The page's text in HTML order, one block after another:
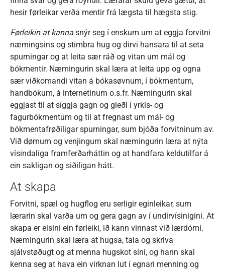
hesir førleikar verða mentir frá lægsta til hægsta stig.
Førleikin at kanna snýr seg í enskum um at eggja forvitni
næmingsins og stimbra hug og dirvi hansara til at seta
spurningar og at leita sær ráð og vitan um mál og
bókmentir. Næmingurin skal læra at leita upp og ogna
sær viðkomandi vitan á bókasøvnum, í bókmentum,
handbókum, á internetinum o.s.fr. Næmingurin skal
eggjast til at síggja gagn og gleði í yrkis- og
fagurbókmentum og til at fregnast um mál- og
bókmentafrøðiligar spurningar, sum bjóða forvitninum av.
Við dømum og venjingum skal næmingurin læra at nýta
vísindaliga framferðarháttin og at handfara keldutilfar á
ein sakligan og siðiligan hátt.
At skapa
Forvitni, spæl og hugflog eru serligir eginleikar, sum
lærarin skal varða um og gera gagn av í undirvísinigini. At
skapa er eisini ein førleiki, ið kann vinnast við lærdómi.
Næmingurin skal læra at hugsa, tala og skriva
sjálvstøðugt og at menna hugskot síni, og hann skal
kenna seg at hava ein virknan lut í egnari menning og